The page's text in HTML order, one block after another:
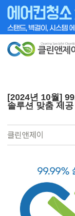
[2024년 10월]
솔루션 맞춤 제공
클린앤제이